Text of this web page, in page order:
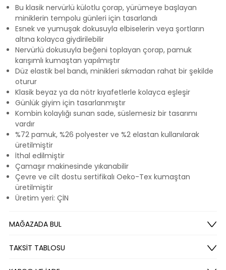
Bu klasik nervürlü külotlu çorap, yürümeye başlayan
miniklerin tempolu günleri için tasarlandı
Esnek ve yumuşak dokusuyla elbiselerin veya şortların
altına kolayca giydirilebilir
Nervürlü dokusuyla beğeni toplayan çorap, pamuk
karışımlı kumaştan yapılmıştır
Düz elastik bel bandı, minikleri sıkmadan rahat bir şekilde
oturur
Klasik beyaz ya da nötr kıyafetlerle kolayca eşleşir
Günlük giyim için tasarlanmıştır
Kombin kolaylığı sunan sade, süslemesiz bir tasarımı
vardır
%72 pamuk, %26 polyester ve %2 elastan kullanılarak
üretilmiştir
İthal edilmiştir
Çamaşır makinesinde yıkanabilir
Çevre ve cilt dostu sertifikalı Oeko-Tex kumaştan
üretilmiştir
Üretim yeri: ÇİN
MAĞAZADA BUL
TAKSİT TABLOSU